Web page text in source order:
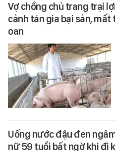
Vợ chồng chủ trang trại
cảnh tán gia bại sản, mất
oan
Uống nước đậu đen
nữ 59 tuổi bất ngờ khi đi